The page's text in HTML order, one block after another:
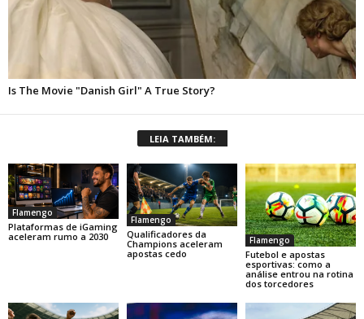
LEIA TAMBÉM:
Flamengo
Plataformas de iGaming
aceleram rumo a 2030
Flamengo
Qualificadores da
Champions aceleram
apostas cedo
Flamengo
Futebol e apostas
esportivas: como a
análise entrou na rotina
dos torcedores